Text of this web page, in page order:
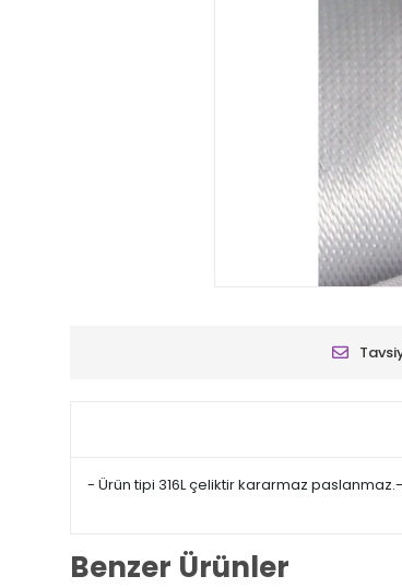
- Ürün tipi 316L çeliktir kararmaz
Benzer Ürünler